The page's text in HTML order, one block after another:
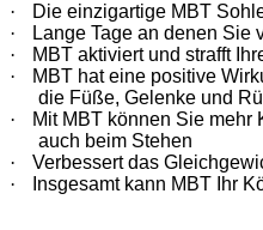
·
Die einzigartige MBT
·
Lange Tage an denen Sie
·
MBT aktiviert und strafft
·
MBT hat eine positive
die Füße, Gelenke und
·
Mit MBT können Sie mehr
auch beim Stehen
·
Verbessert das
·
Insgesamt kann MBT Ihr